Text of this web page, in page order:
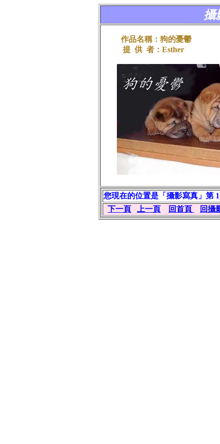
作品名稱：狗的憂鬱
提 供 者：Esther
您現在的位置是「攝影寫真」第
下一頁
上一頁 回首頁 回攝